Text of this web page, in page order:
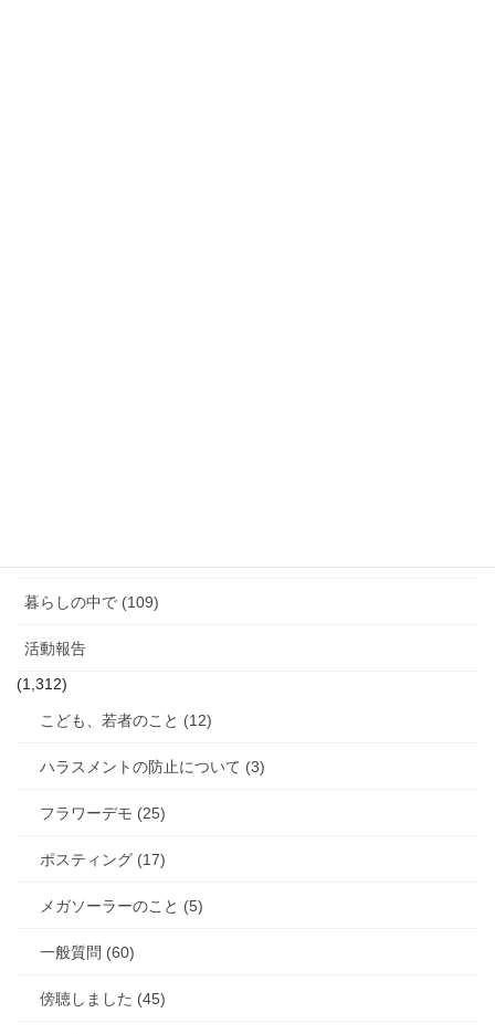
暮らしの中で (109)
活動報告
(1,312)
こども、若者のこと (12)
ハラスメントの防止について (3)
フラワーデモ (25)
ポスティング (17)
メガソーラーのこと (5)
一般質問 (60)
傍聴しました (45)